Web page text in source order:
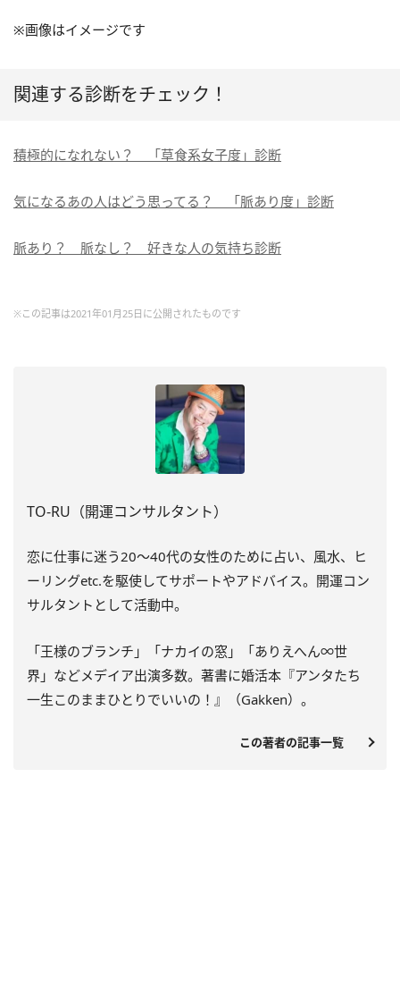
※画像はイメージです
関連する診断をチェック！
積極的になれない？ 「草食系女子度」診断
気になるあの人はどう思ってる？ 「脈あり度」診断
脈あり？ 脈なし？ 好きな人の気持ち診断
※この記事は2021年01月25日に公開されたものです
TO-RU（開運コンサルタント）
恋に仕事に迷う 20～40代の女性のために占い、風水、ヒ
ーリングetc.を駆使してサポートやアドバイス。開運コン
サルタントとして活動中。
「王様のブランチ」「ナカイの窓」「ありえへん∞世
界」などメデイア出演多数。著書に婚活本『アンタたち
一生このままひとりでいいの！』（Gakken）。
この著者の記事一覧